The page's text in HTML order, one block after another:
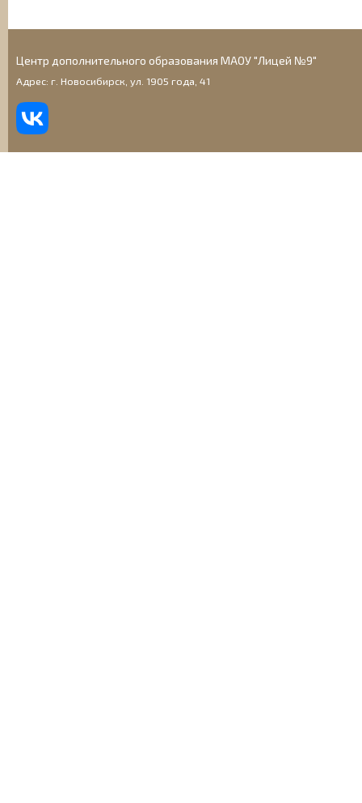
Центр дополнительного образования МАОУ "Лицей №9"
Адрес: г. Новосибирск, ул. 1905 года, 41